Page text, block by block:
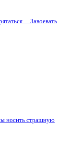
Завоевать
носить страшную